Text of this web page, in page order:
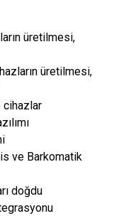
üretilmesi,
üretilmesi,
cihazlar
ve Barkomatik
doğdu